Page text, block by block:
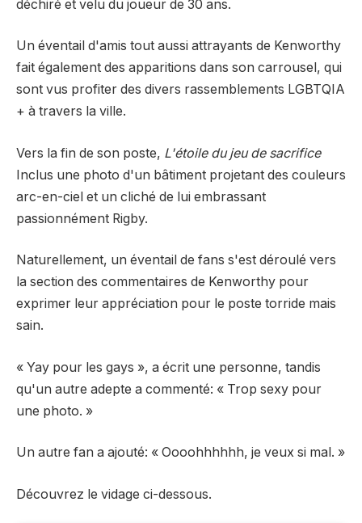
déchiré et velu du joueur de 30 ans.
Un éventail d'amis tout aussi attrayants de Kenworthy
fait également des apparitions dans son carrousel, qui
sont vus profiter des divers rassemblements LGBTQIA
+ à travers la ville.
Vers la fin de son poste, L'étoile du jeu de sacrifice
Inclus une photo d'un bâtiment projetant des couleurs
arc-en-ciel et un cliché de lui embrassant
passionnément Rigby.
Naturellement, un éventail de fans s'est déroulé vers
la section des commentaires de Kenworthy pour
exprimer leur appréciation pour le poste torride mais
sain.
« Yay pour les gays », a écrit une personne, tandis
qu'un autre adepte a commenté: « Trop sexy pour
une photo. »
Un autre fan a ajouté: « Oooohhhhhh, je veux si mal. »
Découvrez le vidage ci-dessous.